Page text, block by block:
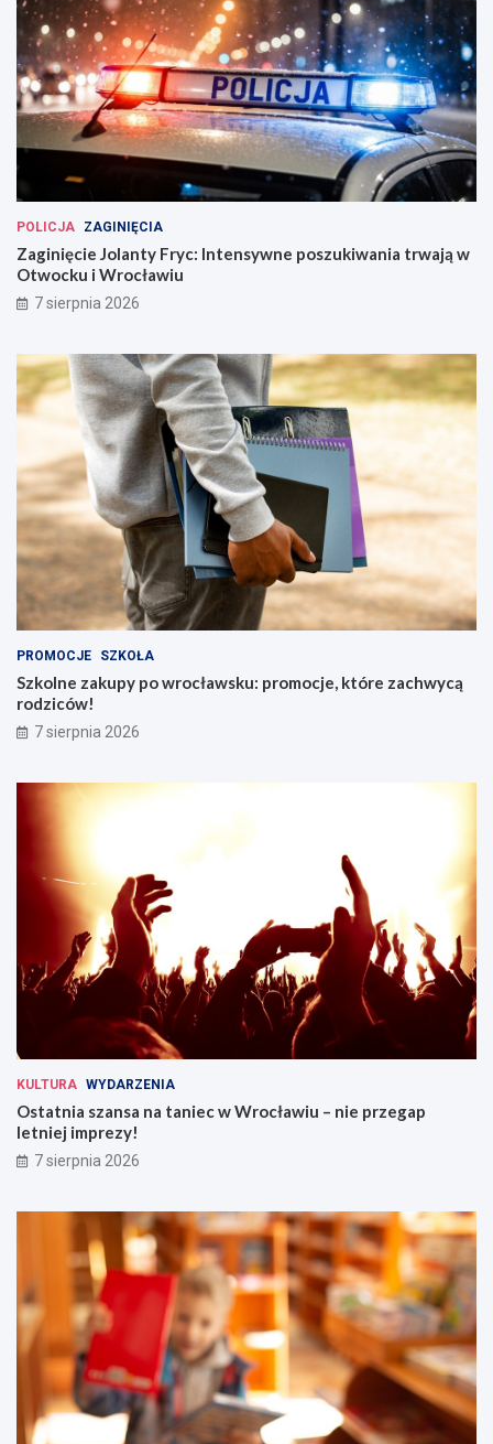
POLICJA ZAGINIĘCIA
Zaginięcie Jolanty Fryc: Intensywne poszukiwania trwają w
Otwocku i Wrocławiu
7 sierpnia 2026
PROMOCJE SZKOŁA
Szkolne zakupy po wrocławsku: promocje, które zachwycą
rodziców!
7 sierpnia 2026
KULTURA WYDARZENIA
Ostatnia szansa na taniec w Wrocławiu – nie przegap
letniej imprezy!
7 sierpnia 2026